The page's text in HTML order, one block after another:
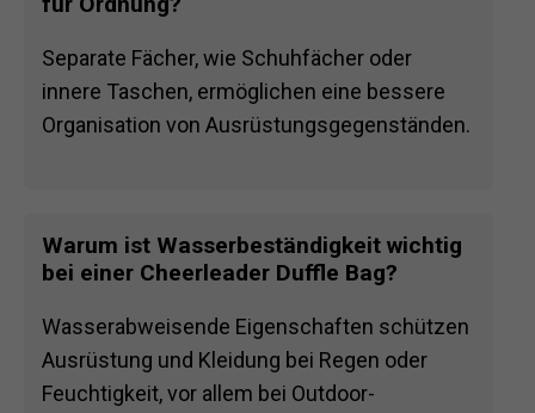
Separate Fächer, wie Schuhfächer oder
innere Taschen, ermöglichen eine bessere
Organisation von Ausrüstungsgegenständen.
Warum ist Wasserbeständigkeit wichtig
bei einer Cheerleader Duffle Bag?
Wasserabweisende Eigenschaften schützen
Ausrüstung und Kleidung bei Regen oder
Feuchtigkeit, vor allem bei Outdoor-